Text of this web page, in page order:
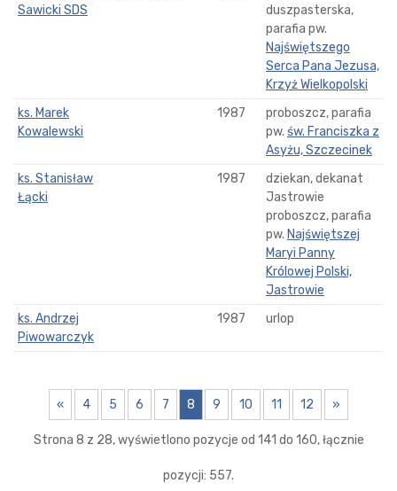
Sawicki SDS
duszpasterska,
parafia pw.
Najświętszego
Serca Pana Jezusa,
Krzyż Wielkopolski
ks. Marek
Kowalewski
1987
proboszcz, parafia
pw. św. Franciszka z
Asyżu, Szczecinek
ks. Stanisław
Łącki
1987
dziekan, dekanat
Jastrowie
proboszcz, parafia
pw. Najświętszej
Maryi Panny
Królowej Polski,
Jastrowie
ks. Andrzej
Piwowarczyk
1987 urlop
« 4 5 6 7 8 9 10 11 12 »
Strona 8 z 28, wyświetlono pozycje od 141 do 160, łącznie
pozycji: 557.